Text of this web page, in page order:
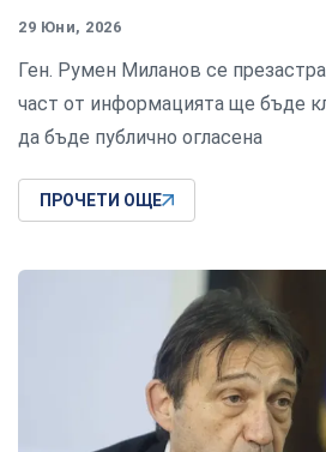
29 Юни, 2026
Ген. Румен Миланов се
част от информацията ще бъде
да бъде публично огласена
ПРОЧЕТИ ОЩЕ